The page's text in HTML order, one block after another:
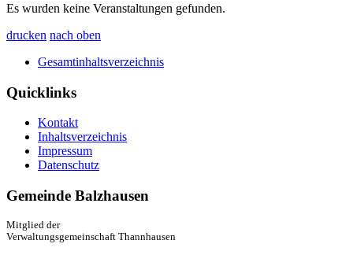
Es wurden keine Veranstaltungen gefunden.
drucken nach oben
Gesamtinhaltsverzeichnis
Quicklinks
Kontakt
Inhaltsverzeichnis
Impressum
Datenschutz
Gemeinde Balzhausen
Mitglied der
Verwaltungsgemeinschaft Thannhausen